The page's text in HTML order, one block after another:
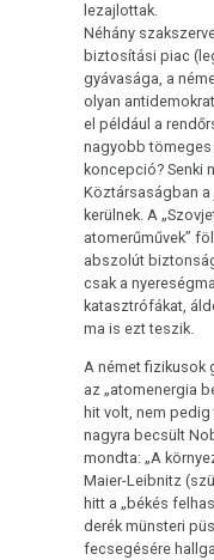
lezajlottak.
Néhány
biztosítási piac
gyávasága, a
olyan
el például a
nagyobb tömeges
koncepció? Senki
Köztársaságban
kerülnek. A
atomerűművek”
abszolút
csak a
katasztrófákat,
ma is ezt teszik.
A német fizikusok
az „atomenergia
hit volt, nem
nagyra becsült
mondta: „A
Maier-Leibnitz
hitt a „békés
derék münsteri
fecsegésére